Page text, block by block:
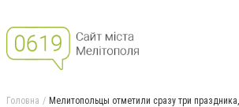
Головна Мелитопольцы отметили сразу три